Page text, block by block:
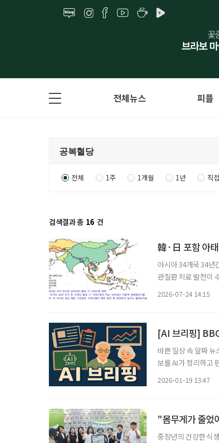
전체뉴스 피플
전체 1주 1개월 1년 직
검색결과 총 16 건
韓·日 포함 아
아시아 34개국 34년
관질환 치료 발전이
2026-07-24 14:15
[AI 브리핑]
바쁜 일상 속 알짜
보를 AI가 정리하고 편집국 기자
2026-01-19 13:47
"몸무게가 줄었
중장년의 건강한 식